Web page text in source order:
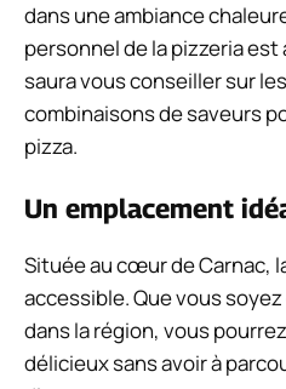
dans une ambiance
personnel de la pizzeria
saura vous conseiller sur
combinaisons de saveurs
pizza.
Un emplacement
Située au cœur de Carnac,
accessible. Que vous
dans la région, vous
délicieux sans avoir à